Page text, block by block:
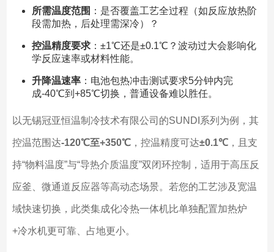
所需温度范围 ：是否覆盖工艺全过程（如反应放热阶
段需加热，后处理需深冷）？
控温精度要求：±1℃还是±0.1℃？波动过大会影响化
学反应速率或材料性能。
升降温速率：电池包热冲击测试要求5分钟内完
成-40℃到+85℃切换，普通设备难以胜任。
以无锡冠亚恒温制冷技术有限公司的SUNDI系列为例，其
控温范围达-120℃至+350℃，控温精度可达±0.1℃，且支
持“物料温度”与“导热介质温度”双闭环控制，适用于高压反
应釜、微通道反应器等高动态场景。若您的工艺涉及宽温
域快速切换，此类集成化冷热一体机比单独配置加热炉
+冷水机更可靠、占地更小。